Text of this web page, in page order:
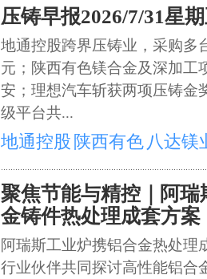
压铸早报2026/7/31星
地通控股跨界压铸业，采购多
元；陕西有色镁合金及深加工
安；理想汽车斩获两项压铸金
级平台共...
地通控股 陕西有色 八达镁
聚焦节能与精控｜阿
金铸件热处理成套方案
阿瑞斯工业炉携铝合金热处理
行业伙伴共同探讨高性能铝合